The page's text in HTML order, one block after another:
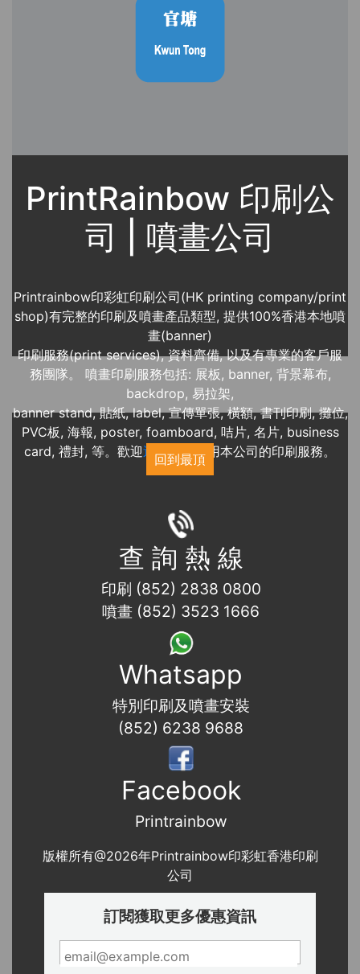
PrintRainbow 印刷公
司 | 噴畫公司
Printrainbow印彩虹印刷公司(HK printing company/print
shop)有完整的印刷及噴畫產品類型, 提供100%香港本地噴
畫(banner)
印刷服務(print services), 資料齊備, 以及有專業的客戶服
務團隊。 噴畫印刷服務包括: 展板, banner, 背景幕布,
backdrop, 易拉架,
banner stand, 貼紙, label, 宣傳單張, 橫額, 書刊印刷, 攤位,
PVC板, 海報, poster, foamboard, 咭片, 名片, business
card, 禮封, 等。歡迎近期展覽使用本公司的印刷服務。
回到最頂
查 詢 熱 線
印刷 (852) 2838 0800
噴畫 (852) 3523 1666
Whatsapp
特別印刷及噴畫安裝
(852) 6238 9688
Facebook
Printrainbow
版權所有@2026年Printrainbow印彩虹香港印刷
公司
訂閱獲取更多優惠資訊